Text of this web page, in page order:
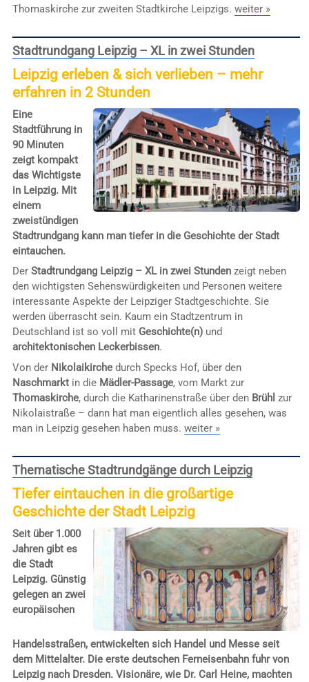
Thomaskirche zur zweiten Stadtkirche Leipzigs. weiter »
Stadtrundgang Leipzig – XL in zwei Stunden
Leipzig erleben & sich verlieben – mehr
erfahren in 2 Stunden
Eine
Stadtführung in
90 Minuten
zeigt kompakt
das Wichtigste
in Leipzig. Mit
einem
zweistündigen
Stadtrundgang kann man tiefer in die Geschichte der Stadt
eintauchen.
Der Stadtrundgang Leipzig – XL in zwei Stundenzeigt neben
den wichtigsten Sehenswürdigkeiten und Personen weitere
interessante Aspekte der Leipziger Stadtgeschichte. Sie
werden überrascht sein. Kaum ein Stadtzentrum in
Deutschland ist so voll mit Geschichte(n)und
architektonischen Leckerbissen.
Von der Nikolaikirchedurch Specks Hof, über den
Naschmarktin die Mädler-Passage, vom Markt zur
Thomaskirche, durch die Katharinenstraße über den Brühl zur
Nikolaistraße – dann hat man eigentlich alles gesehen, was
man in Leipzig gesehen haben muss. weiter »
Thematische Stadtrundgänge durch Leipzig
Tiefer eintauchen in die großartige
Geschichte der Stadt Leipzig
Seit über 1.000
Jahren gibt es
die Stadt
Leipzig. Günstig
gelegen an zwei
europäischen
Handelsstraßen, entwickelten sich Handel und Messe seit
dem Mittelalter. Die erste deutschen Ferneisenbahn fuhr von
Leipzig nach Dresden. Visionäre, wie Dr. Carl Heine, machten